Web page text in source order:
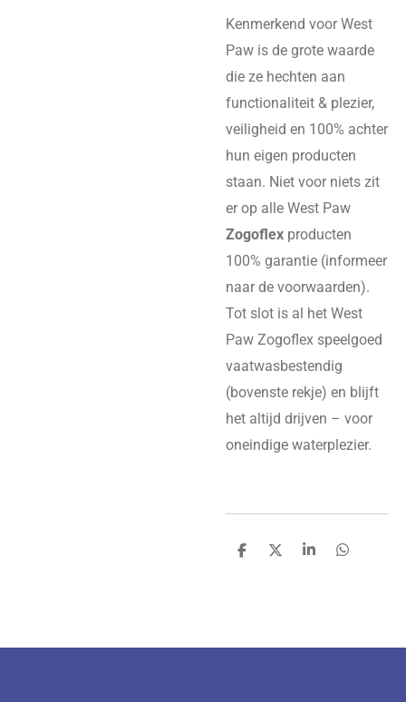
Kenmerkend voor West
Paw is de grote waarde
die ze hechten aan
functionaliteit & plezier,
veiligheid en 100% achter
hun eigen producten
staan. Niet voor niets zit
er op alle West Paw
Zogoflex producten
100% garantie (informeer
naar de voorwaarden).
Tot slot is al het West
Paw Zogoflex speelgoed
vaatwasbestendig
(bovenste rekje) en blijft
het altijd drijven – voor
oneindige waterplezier.
D
D
S
D